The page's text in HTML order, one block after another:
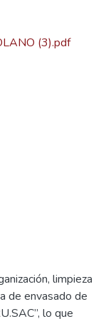
(3).pdf
limpieza
de envasado de
lo que